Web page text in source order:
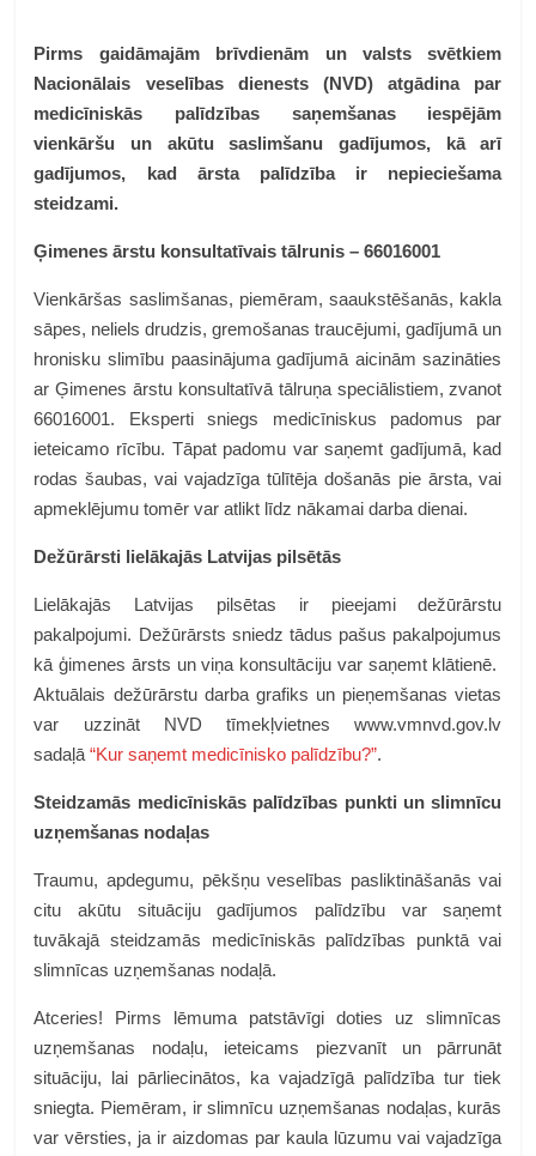
Pirms gaidāmajām brīvdienām un valsts svētkiem
Nacionālais veselības dienests (NVD) atgādina par
medicīniskās palīdzības saņemšanas iespējām
vienkāršu un akūtu saslimšanu gadījumos, kā arī
gadījumos, kad ārsta palīdzība ir nepieciešama
steidzami.
Ģimenes ārstu konsultatīvais tālrunis – 66016001
Vienkāršas saslimšanas, piemēram, saaukstēšanās, kakla
sāpes, neliels drudzis, gremošanas traucējumi, gadījumā un
hronisku slimību paasinājuma gadījumā aicinām sazināties
ar Ģimenes ārstu konsultatīvā tālruņa speciālistiem, zvanot
66016001. Eksperti sniegs medicīniskus padomus par
ieteicamo rīcību. Tāpat padomu var saņemt gadījumā, kad
rodas šaubas, vai vajadzīga tūlītēja došanās pie ārsta, vai
apmeklējumu tomēr var atlikt līdz nākamai darba dienai.
Dežūrārsti lielākajās Latvijas pilsētās
Lielākajās Latvijas pilsētas ir pieejami dežūrārstu
pakalpojumi. Dežūrārsts sniedz tādus pašus pakalpojumus
kā ģimenes ārsts un viņa konsultāciju var saņemt klātienē.
Aktuālais dežūrārstu darba grafiks un pieņemšanas vietas
var uzzināt NVD tīmekļvietnes www.vmnvd.gov.lv
sadaļā“Kur saņemt medicīnisko palīdzību?”.
Steidzamās medicīniskās palīdzības punkti un slimnīcu
uzņemšanas nodaļas
Traumu, apdegumu, pēkšņu veselības pasliktināšanās vai
citu akūtu situāciju gadījumos palīdzību var saņemt
tuvākajā steidzamās medicīniskās palīdzības punktā vai
slimnīcas uzņemšanas nodaļā.
Atceries! Pirms lēmuma patstāvīgi doties uz slimnīcas
uzņemšanas nodaļu, ieteicams piezvanīt un pārrunāt
situāciju, lai pārliecinātos, ka vajadzīgā palīdzība tur tiek
sniegta. Piemēram, ir slimnīcu uzņemšanas nodaļas, kurās
var vērsties, ja ir aizdomas par kaula lūzumu vai vajadzīga